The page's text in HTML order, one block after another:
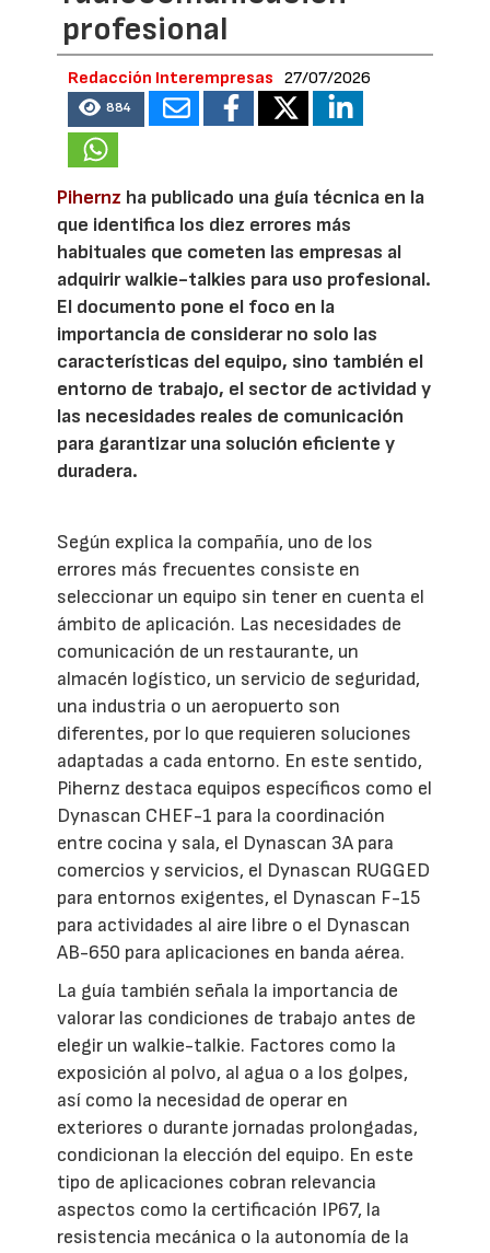
profesional
Redacción Interempresas 27/07/2026
884
Pihernz ha publicado una guía técnica en la
que identifica los diez errores más
habituales que cometen las empresas al
adquirir walkie-talkies para uso profesional.
El documento pone el foco en la
importancia de considerar no solo las
características del equipo, sino también el
entorno de trabajo, el sector de actividad y
las necesidades reales de comunicación
para garantizar una solución eficiente y
duradera.
Según explica la compañía, uno de los
errores más frecuentes consiste en
seleccionar un equipo sin tener en cuenta el
ámbito de aplicación. Las necesidades de
comunicación de un restaurante, un
almacén logístico, un servicio de seguridad,
una industria o un aeropuerto son
diferentes, por lo que requieren soluciones
adaptadas a cada entorno. En este sentido,
Pihernz destaca equipos específicos como el
Dynascan CHEF-1 para la coordinación
entre cocina y sala, el Dynascan 3A para
comercios y servicios, el Dynascan RUGGED
para entornos exigentes, el Dynascan F-15
para actividades al aire libre o el Dynascan
AB-650 para aplicaciones en banda aérea.
La guía también señala la importancia de
valorar las condiciones de trabajo antes de
elegir un walkie-talkie. Factores como la
exposición al polvo, al agua o a los golpes,
así como la necesidad de operar en
exteriores o durante jornadas prolongadas,
condicionan la elección del equipo. En este
tipo de aplicaciones cobran relevancia
aspectos como la certificación IP67, la
resistencia mecánica o la autonomía de la